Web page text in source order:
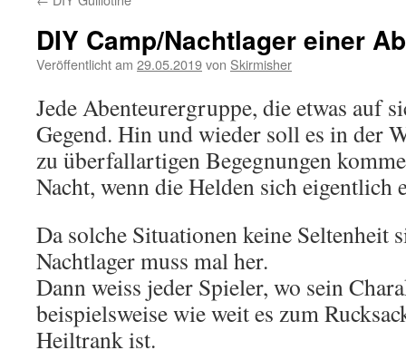
DIY Camp/Nachtlager einer
Veröffentlicht am 29.05.2019von Skirmisher
Jede Abenteurergruppe, die etwas auf
Gegend. Hin und wieder soll es in der
zu überfallartigen Begegnungen
Nacht, wenn die Helden sich eigentlich
Da solche Situationen keine Seltenheit
Nachtlager muss mal her.
Dann weiss jeder Spieler, wo sein
beispielsweise wie weit es zum
Heiltrank ist.